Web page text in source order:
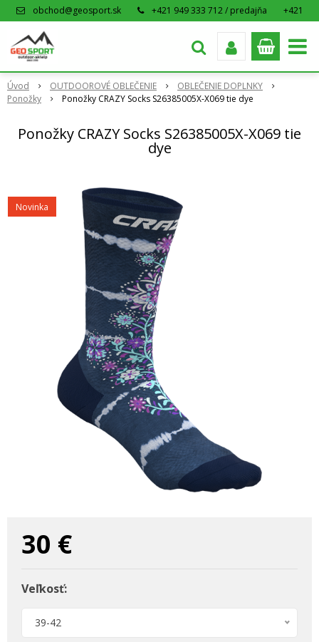
obchod@geosport.sk +421 949 333 712 / predajňa
+421
Úvod OUTDOOROVÉ OBLEČENIE
OBLEČENIE DOPLNKY
Ponožky
Ponožky CRAZY Socks S26385005X-X069 tie dye
Ponožky CRAZY Socks S26385005X-X069 tie
dye
Novinka
30 €
Veľkosť:
39-42